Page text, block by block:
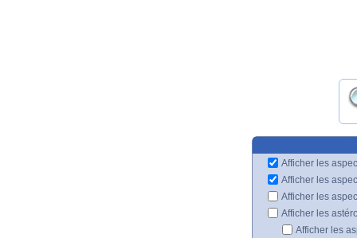
Afficher les
Afficher les
Afficher les
Afficher les
Afficher les